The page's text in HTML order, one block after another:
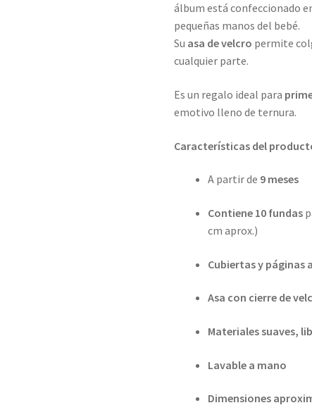
álbum está confeccionado
pequeñas manos del bebé.
Su asa de velcro permite
cualquier parte.
Es un regalo ideal para
emotivo lleno de ternura.
Características del
A partir de 9 meses
Contiene 10 fundas
cm aprox.)
Cubiertas y páginas
Asa con cierre de
Materiales suaves,
Lavable a mano
Dimensiones